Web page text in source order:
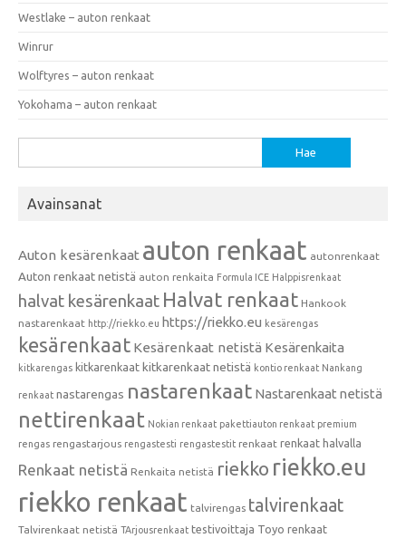
Westlake – auton renkaat
Winrur
Wolftyres – auton renkaat
Yokohama – auton renkaat
Avainsanat
Auton kesärenkaat auton renkaat autonrenkaat
Auton renkaat netistä auton renkaita Formula ICE Halppisrenkaat
halvat kesärenkaat Halvat renkaat Hankook
nastarenkaat http://riekko.eu https://riekko.eu kesärengas
kesärenkaat Kesärenkaat netistä Kesärenkaita
kitkarengas kitkarenkaat kitkarenkaat netistä kontio renkaat Nankang
renkaat nastarengas nastarenkaat Nastarenkaat netistä
nettirenkaat Nokian renkaat pakettiauton renkaat premium
rengas rengastarjous rengastesti rengastestit renkaat renkaat halvalla
Renkaat netistä Renkaita netistä riekko riekko.eu
riekko renkaat talvirengas talvirenkaat
Talvirenkaat netistä TArjousrenkaat testivoittaja Toyo renkaat